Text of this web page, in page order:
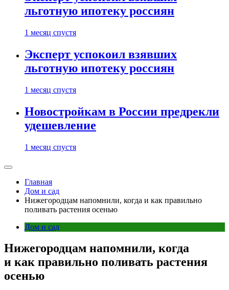
льготную ипотеку россиян
1 месяц спустя
Эксперт успокоил взявших
льготную ипотеку россиян
1 месяц спустя
Новостройкам в России предрекли
удешевление
1 месяц спустя
Главная
Дом и сад
Нижегородцам напомнили, когда и как правильно
поливать растения осенью
Дом и сад
Нижегородцам напомнили, когда
и как правильно поливать растения
осенью